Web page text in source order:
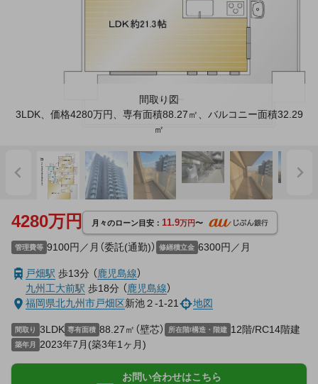
間取り図
3LDK、価格4280万円、専有面積88.27㎡、バルコニー面積32.29
㎡
4280万円 月々のローン目安： 11.9万円〜
管理費等 9100円／月（委託(通勤)） 修繕積立金 6300円／月
戸畑駅 歩13分 （鹿児島線）
九州工大前駅 歩18分 （鹿児島線）
福岡県北九州市戸畑区新池２-1-21 地図
間取り 3LDK 専有面積 88.27㎡（壁芯） 所在階/構造・階建 12階/RC14階建
築年月 2023年7月(築3年1ヶ月)
お問い合わせはこちら